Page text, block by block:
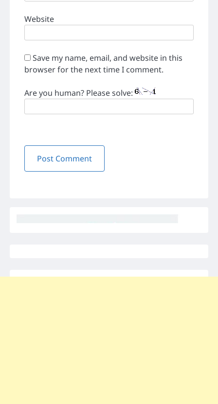
Website
Save my name, email, and website in this
browser for the next time I comment.
Are you human? Please solve: